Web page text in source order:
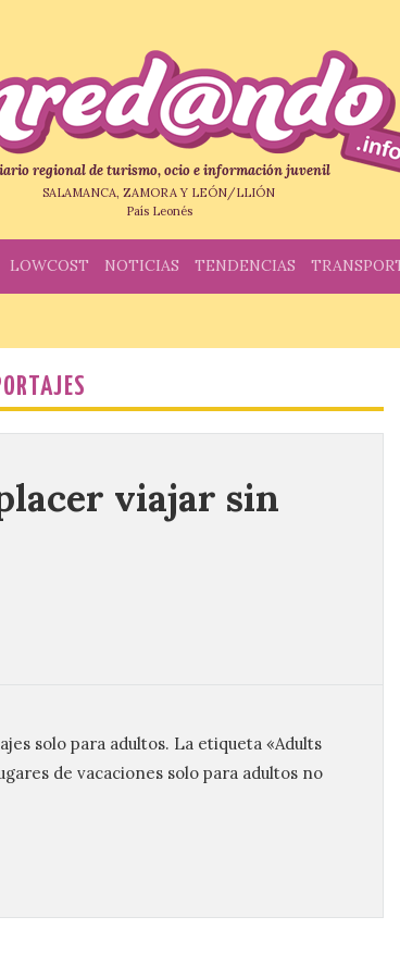
regional de turismo, ocio e información juvenil
SALAMANCA, ZAMORA Y LEÓN/LLIÓN
País Leonés
LOWCOST NOTICIAS TENDENCIAS
viajar sin
solo para adultos. La etiqueta «Adults
de vacaciones solo para adultos no